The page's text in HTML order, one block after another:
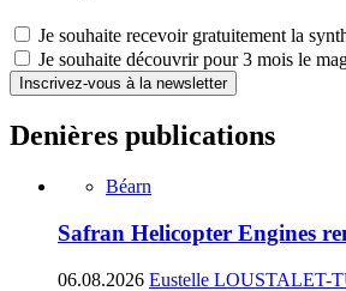
Je souhaite recevoir gratuitement la
Je souhaite découvrir pour 3 mois le
Inscrivez-vous à la newsletter
Denières publications
Béarn
Safran Helicopter Engines
06.08.2026 Eustelle LOUSTALET-